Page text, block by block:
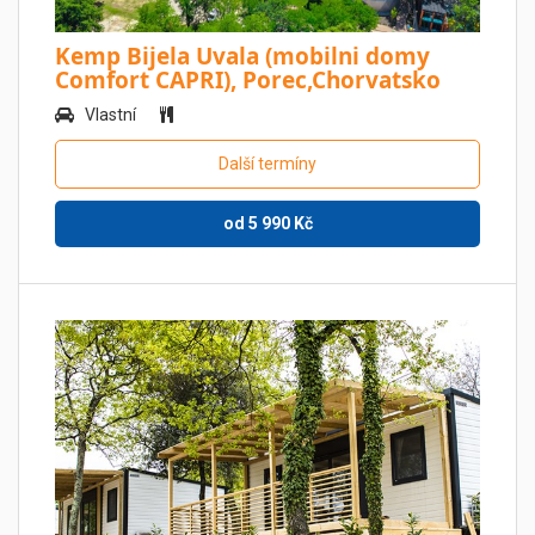
Kemp Bijela Uvala (mobilni domy
Comfort CAPRI), Porec,Chorvatsko
Vlastní
Další termíny
od 5 990Kč